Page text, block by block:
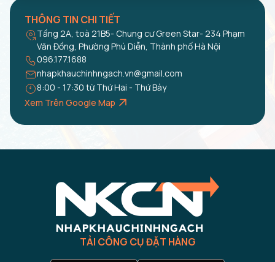
THÔNG TIN CHI TIẾT
Tầng 2A, toà 21B5- Chung cư Green Star- 234 Phạm
Văn Đồng, Phường Phú Diễn, Thành phố Hà Nội
096.177.1688
nhapkhauchinhngach.vn@gmail.com
8:00 - 17:30 từ Thứ Hai - Thứ Bảy
Xem Trên Google Map
TẢI CÔNG CỤ ĐẶT HÀNG